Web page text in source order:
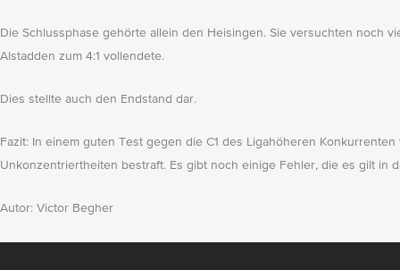
Die Schlussphase gehörte allein den Heisingen. Sie versuchten noch
Alstadden zum 4:1 vollendete.
Dies stellte auch den Endstand dar.
Fazit: In einem guten Test gegen die C1 des Ligahöheren
Unkonzentriertheiten bestraft. Es gibt noch einige Fehler, die es gilt in
Autor: Victor Begher